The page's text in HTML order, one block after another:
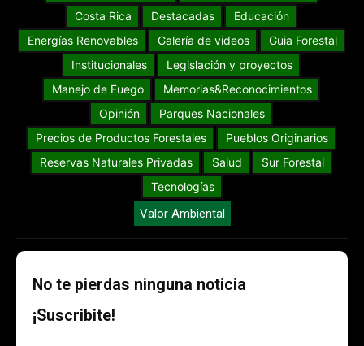
Costa Rica
Destacadas
Educación
Energías Renovables
Galería de videos
Guia Forestal
Institucionales
Legislación y proyectos
Manejo de Fuego
Memorias&Reconocimientos
Opinión
Parques Nacionales
Precios de Productos Forestales
Pueblos Originarios
Reservas Naturales Privadas
Salud
Sur Forestal
Tecnologías
Valor Ambiental
No te pierdas ninguna noticia
¡Suscribite!